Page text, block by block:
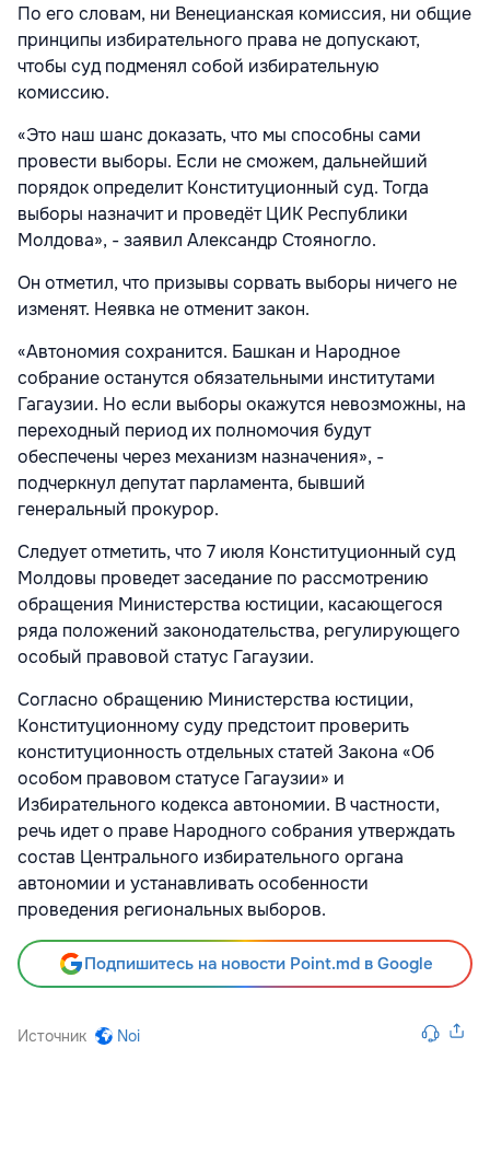
По его словам, ни Венецианская комиссия, ни общие
принципы избирательного права не допускают,
чтобы суд подменял собой избирательную
комиссию.
«Это наш шанс доказать, что мы способны сами
провести выборы. Если не сможем, дальнейший
порядок определит Конституционный суд. Тогда
выборы назначит и проведёт ЦИК Республики
Молдова», - заявил Александр Стояногло.
Он отметил, что призывы сорвать выборы ничего не
изменят. Неявка не отменит закон.
«Автономия сохранится. Башкан и Народное
собрание останутся обязательными институтами
Гагаузии. Но если выборы окажутся невозможны, на
переходный период их полномочия будут
обеспечены через механизм назначения», -
подчеркнул депутат парламента, бывший
генеральный прокурор.
Следует отметить, что 7 июля Конституционный суд
Молдовы проведет заседание по рассмотрению
обращения Министерства юстиции, касающегося
ряда положений законодательства, регулирующего
особый правовой статус Гагаузии.
Согласно обращению Министерства юстиции,
Конституционному суду предстоит проверить
конституционность отдельных статей Закона «Об
особом правовом статусе Гагаузии» и
Избирательного кодекса автономии. В частности,
речь идет о праве Народного собрания утверждать
состав Центрального избирательного органа
автономии и устанавливать особенности
проведения региональных выборов.
Подпишитесь на новости Point.md в Google
Источник Noi